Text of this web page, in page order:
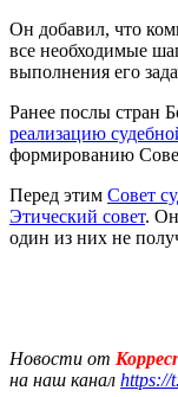
Он добавил, что
все необходимые
выполнения его
Ранее послы стран
реализацию
формированию
Перед этим Совет
Этический совет. Он
один из них не
Новости от
на наш канал https://